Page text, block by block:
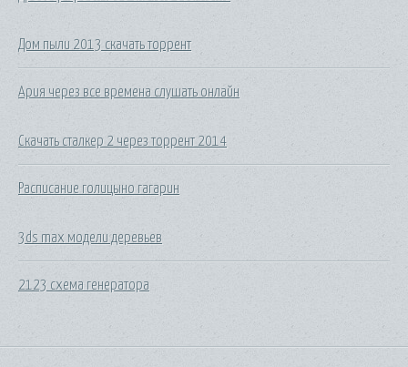
Дом пыли 2013 скачать торрент
Ария через все времена слушать онлайн
Скачать сталкер 2 через торрент 2014
Расписание голицыно гагарин
3ds max модели деревьев
2123 схема генератора